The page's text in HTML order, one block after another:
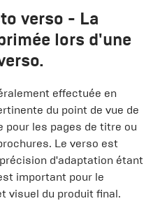
verso - La
lors d'une
effectuée en
du point de vue de
pour les pages de titre ou
Le verso est
d'adaptation étant
important pour le
visuel du produit final.